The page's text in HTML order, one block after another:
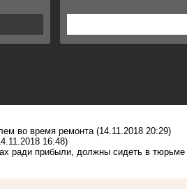
во время ремонта (14.11.2018 20:29)
16:48)
ради прибыли, должны сидеть в тюрьме